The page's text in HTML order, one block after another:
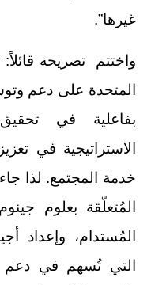
غيرها”.
واختتم تصريحه
المتحدة على دعم
بفاعلية في
الاستراتيجية في
خدمة المجتمع. لذا
المُتعلّقة بعلوم
المُستدام، وإعداد
التي تُسهم في دعم